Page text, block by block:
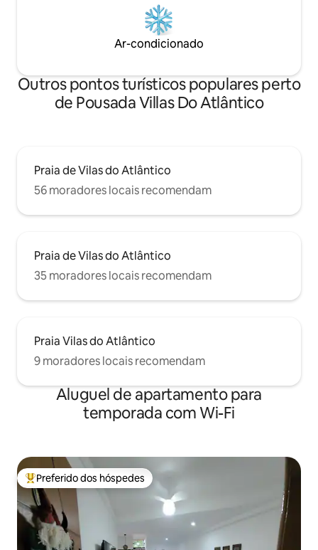
Ar-condicionado
Outros pontos turísticos populares perto
de Pousada Villas Do Atlântico
Praia de Vilas do Atlântico
56 moradores locais recomendam
Praia de Vilas do Atlântico
35 moradores locais recomendam
Praia Vilas do Atlântico
9 moradores locais recomendam
Aluguel de apartamento para
temporada com Wi-Fi
Entre os melhores preferidos dos hóspedes
Preferido dos hóspedes